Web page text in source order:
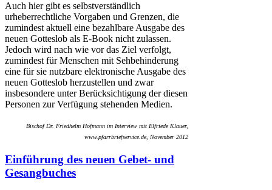
Auch hier gibt es selbstverständlich
urheberrechtliche Vorgaben und Grenzen, die
zumindest aktuell eine bezahlbare Ausgabe des
neuen Gotteslob als E-Book nicht zulassen.
Jedoch wird nach wie vor das Ziel verfolgt,
zumindest für Menschen mit Sehbehinderung
eine für sie nutzbare elektronische Ausgabe des
neuen Gotteslob herzustellen und zwar
insbesondere unter Berücksichtigung der diesen
Personen zur Verfügung stehenden Medien.
Bischof Dr. Friedhelm Hofmann im Interview mit Elfriede Klauer,
www.pfarrbriefservice.de, November 2012
Einführung des neuen Gebet- und
Gesangbuches